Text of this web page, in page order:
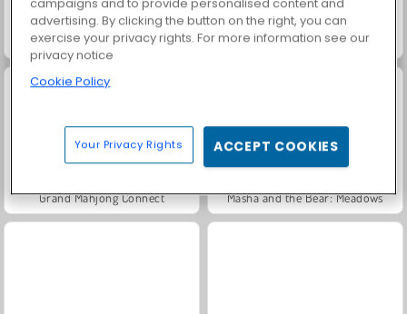
Jewel Garden Story Juice Merge
Grand Mahjong Connect Masha and the Bear: Meadows
advertising. By clicking the button on the right, you can
exercise your privacy rights. For more information see our
privacy notice
Cookie Policy
Your Privacy Rights ACCEPT COOKIES